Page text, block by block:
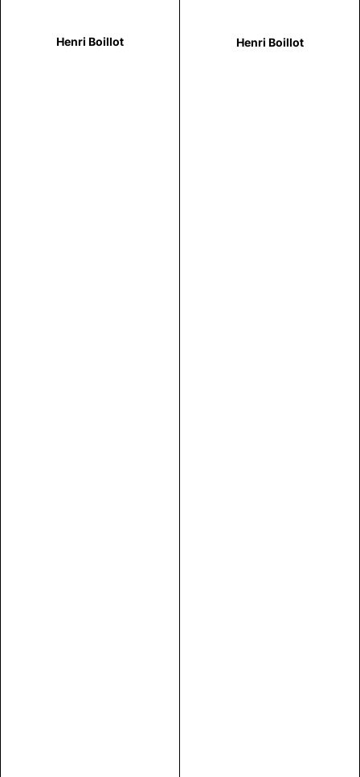
Henri Boillot Henri Boillot